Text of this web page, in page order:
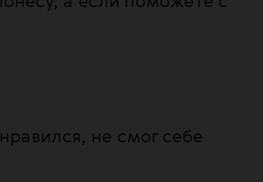
не смог себе